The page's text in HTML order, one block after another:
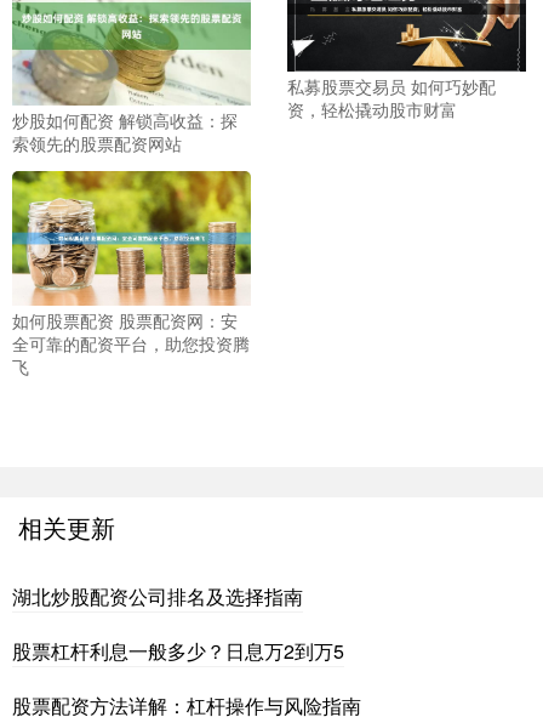
炒股如何配资 解锁高收益：探
索领先的股票配资网站
私募股票交易员 如何巧妙配
资，轻松撬动股市财富
如何股票配资 股票配资网：安
全可靠的配资平台，助您投资腾
飞
相关更新
湖北炒股配资公司排名及选择指南
股票杠杆利息一般多少？日息万2到万5
股票配资方法详解：杠杆操作与风险指南